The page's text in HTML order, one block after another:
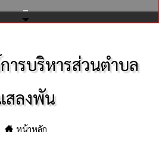
ารบริหารส่วนตำบล
สลงพัน
หน้าหลัก